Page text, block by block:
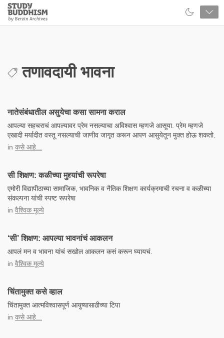
Close
Study
Buddhism
तणावदायी भावना
नातेसंबंधातील असुयेचा कसा सामना कराल
आपल्या सहचराचं आपल्यावर प्रेम नसल्याचा अविश्वास म्हणजे आसूया. प्रेम म्हणजे
एखादी मर्यादीत वस्तू नसल्याची जाणीव जागृत करून आपण आसुयेतून मुक्त होऊ शकतो.
in कसे आहे...
सी शिक्षण: कळीच्या मुद्द्यांची रूपरेषा
एमोरी विद्यापीठाच्या सामाजिक, भावनिक व नैतिक शिक्षण कार्यक्रमाची रचना व कळीच्या
संकल्पना यांची स्पष्ट रूपरेषा
in वैश्विक मूल्ये
‘सी’ शिक्षण: आपल्या भावनांचं आकलन
आपलं मन व भावना यांचं सखोल आकलन कसं करून घ्यायचं.
in वैश्विक मूल्ये
चिंतामुक्त कसे व्हाल
चिंतामुक्त आत्मविश्वासपूर्ण आयुष्यासाठीच्या टिपा
in कसे आहे...